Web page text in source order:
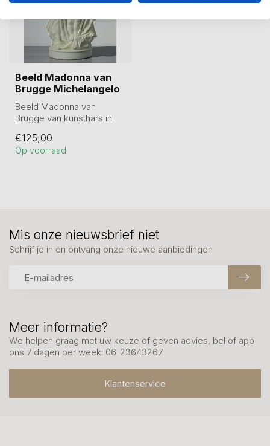
Beeld Madonna van
Brugge Michelangelo
Beeld Madonna van
Brugge van kunsthars in
€125,00
Op voorraad
Meer informatie?
We helpen graag met uw keuze of geven advies, bel of app
ons 7 dagen per week: 06-23643267
Klantenservice
Mis onze nieuwsbrief niet
Schrijf je in en ontvang onze nieuwe aanbiedingen